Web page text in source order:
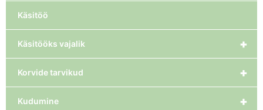
Käsitöö
+
Käsitööks vajalik
+
Korvide tarvikud
+
Kudumine